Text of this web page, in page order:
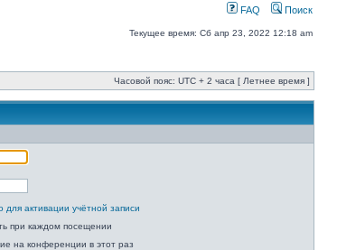
FAQ Поиск
Текущее время: Сб апр 23, 2022 12:18 am
Часовой пояс: UTC + 2 часа [ Летнее время ]
для активации учётной записи
при каждом посещении
на конференции в этот раз